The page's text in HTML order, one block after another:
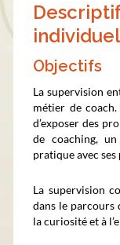
Objectifs
La supervision
métier de
d’exposer des
de coaching,
pratique avec ses
La supervision
dans le parcours
la curiosité et à